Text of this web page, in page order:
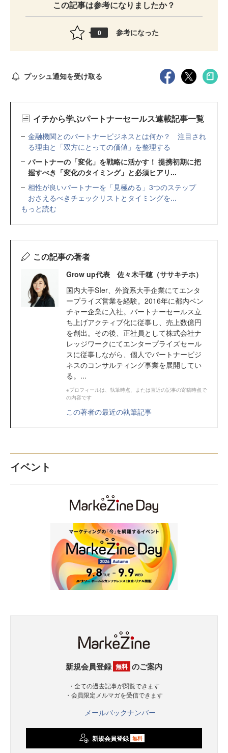
この記事は参考になりましたか？
0 参考になった
プッシュ通知を受け取る
イチから学ぶパートナーセールス連載記事一覧
金融機関とのパートナービジネスとは何か？ 注目され
る理由と「双方にとっての価値」を整理する
パートナーの「変化」を戦略に活かす！ 提携初期に把
握すべき「変化のタイミング」と必須ヒアリ...
相性が良いパートナーを「見極める」3つのステップ
おさえるべきチェックリストとタイミングを...
もっと読む
この記事の著者
Grow up代表 佐々木千穂（ササキチホ）
国内大手SIer、外資系大手企業にてエンタ
ープライズ営業を経験。2016年に都内ベン
チャー企業に入社。パートナーセールス立
ち上げアクティブ化に従事し、売上数億円
を創出。その後、正社員として株式会社ナ
レッジワークにてエンタープライズセール
スに従事しながら、個人でパートナービジ
ネスのコンサルティング事業を展開してい
る。...
※プロフィールは、執筆時点、または直近の記事の寄稿時点で
の内容です
この著者の最近の執筆記事
イベント
新規会員登録 無料 のご案内
・全ての過去記事が閲覧できます
・会員限定メルマガを受信できます
メールバックナンバー
新規会員登録 無料